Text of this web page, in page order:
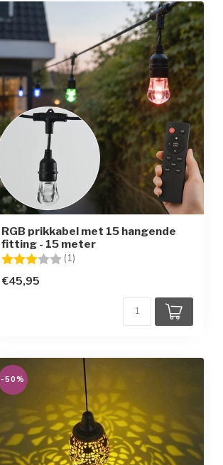
RGB prikkabel met 15 hangende
fitting - 15 meter
Beoordeling: (1)
€45,95
-50%